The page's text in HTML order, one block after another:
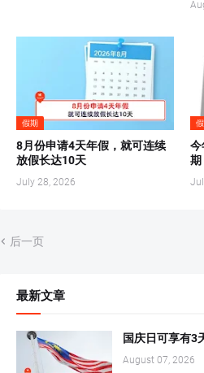
假期
8月份申请4天年假，就可连续
放假长达10天
July 28, 2026
今
期
后一页
最新文章
国庆日可享有3
August 07, 2026